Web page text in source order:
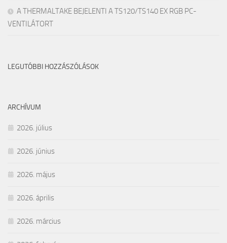
A THERMALTAKE BEJELENTI A TS120/TS140 EX RGB PC-
VENTILÁTORT
LEGUTÓBBI HOZZÁSZÓLÁSOK
ARCHÍVUM
2026. július
2026. június
2026. május
2026. április
2026. március